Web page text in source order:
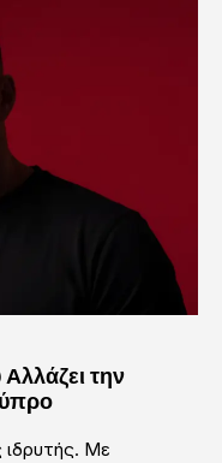
την
ιδρυτής. Με